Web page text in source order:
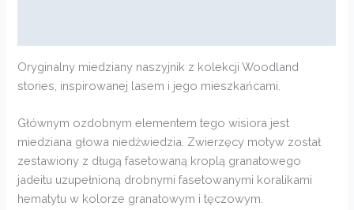
Oryginalny miedziany naszyjnik z kolekcji Woodland
stories, inspirowanej lasem i jego mieszkańcami.
Głównym ozdobnym elementem tego wisiora jest
miedziana głowa niedźwiedzia. Zwierzęcy motyw został
zestawiony z długą fasetowaną kroplą granatowego
jadeitu uzupełnioną drobnymi fasetowanymi koralikami
hematytu w kolorze granatowym i tęczowym.